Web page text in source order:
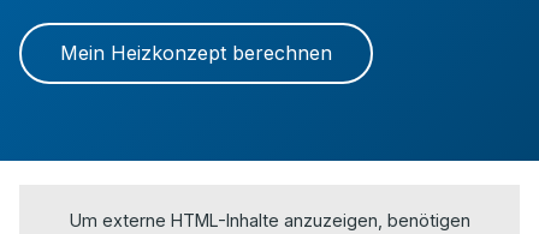
Mein Heizkonzept berechnen
Um externe HTML-Inhalte anzuzeigen, benötigen